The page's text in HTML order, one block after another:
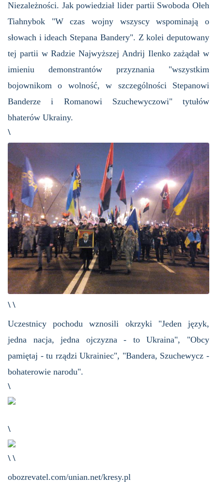
Niezależności. Jak powiedział lider partii Swoboda Ołeh
Tiahnybok "W czas wojny wszyscy wspominają o
słowach i ideach Stepana Bandery". Z kolei deputowany
tej partii w Radzie Najwyższej Andrij Ilenko zażądał w
imieniu demonstrantów przyznania "wszystkim
bojownikom o wolność, w szczególności Stepanowi
Banderze i Romanowi Szuchewyczowi" tytułów
bhaterów Ukrainy.
\
\ \
Uczestnicy pochodu wznosili okrzyki "Jeden język,
jedna nacja, jedna ojczyzna - to Ukraina", "Obcy
pamiętaj - tu rządzi Ukrainiec", "Bandera, Szuchewycz -
bohaterowie narodu".
\
\
\ \
obozrevatel.com/unian.net/kresy.pl